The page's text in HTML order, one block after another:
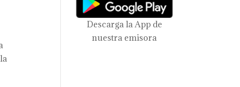
Descarga la App de
nuestra emisora